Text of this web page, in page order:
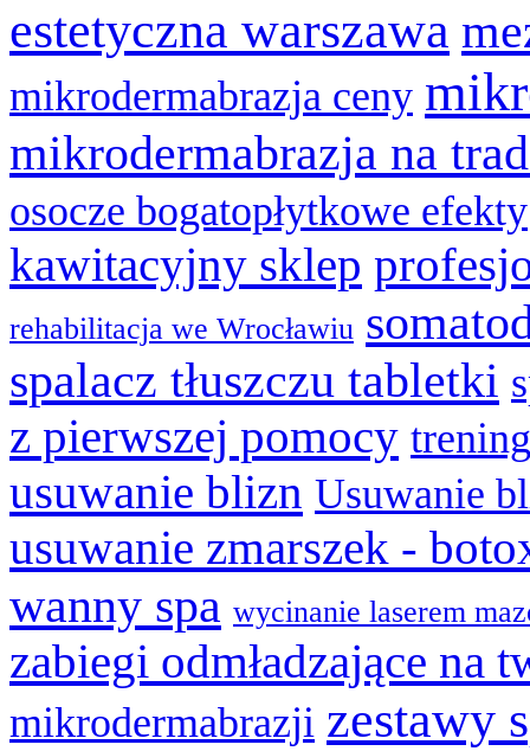
estetyczna warszawa
mikrodermabrazja ceny
mikrodermabrazja na
osocze bogatopłytkowe efekty
kawitacyjny sklep
rehabilitacja we Wrocławiu
spalacz tłuszczu tabletki
z pierwszej pomocy
usuwanie blizn Usuwanie
usuwanie zmarszek -
wanny spa wycinanie laserem
zabiegi odmładzające na
mikrodermabrazji zestawy